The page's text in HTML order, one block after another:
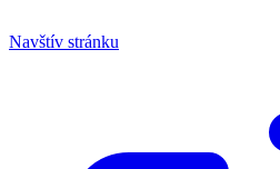
Navštív stránku